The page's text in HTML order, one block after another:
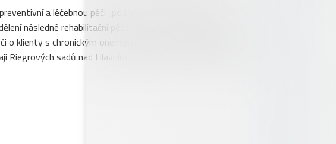
a léčebnou péči „pod jednou střechou“. Komplex
následné rehabilitační péče, které je zaměřeno na péči o
klienty s chronickým onemocněním pohybového aparátu.
sadů nad Hlavním nádražím. Z oken je impozantní